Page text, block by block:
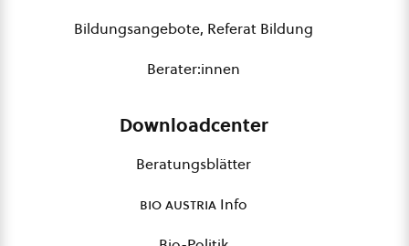
Bildungsangebote, Referat Bildung
Berater:innen
Downloadcenter
Beratungsblätter
bio austria Info